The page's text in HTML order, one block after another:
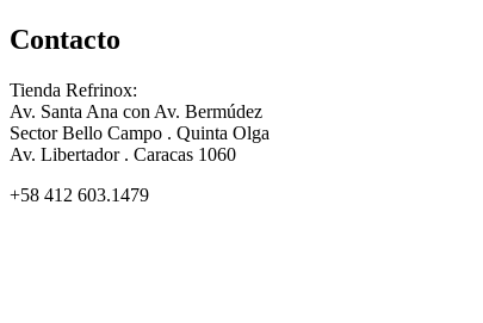
Contacto
Tienda Refrinox:
Av. Santa Ana con Av. Bermúdez
Sector Bello Campo . Quinta Olga
Av. Libertador . Caracas 1060
+58 412 603.1479